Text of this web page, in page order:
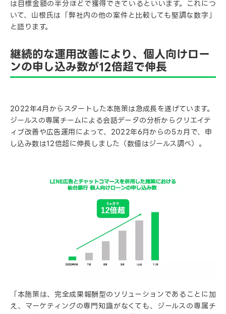
は目標金額の半分ほどで獲得できているといいます。これにつ
いて、山根氏は「弊社内の他の案件と比較しても堅調な数字」
と語ります。
継続的な運用改善により、個人向けロー
ンの申し込み数が12倍超で伸長
2022年4月からスタートした本施策は急成長を遂げています。
ジールスの専属チームによる会話データの分析からクリエイテ
ィブ改善や広告運用によって、2022年6月からの5ヵ月で、申
し込み数は12倍超に伸長しました（数値はジールス調べ）。
「本施策は、完全成果報酬型のソリューションであることに加
え、マーケティングの専門知識がなくても、ジールスの専属チ